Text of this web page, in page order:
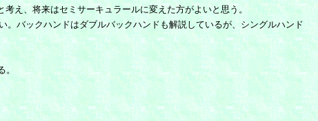
え、将来はセミサーキュラールに変えた方がよいと思う。
。バックハンドはダブルバックハンドも解説しているが、シングルハンド
。